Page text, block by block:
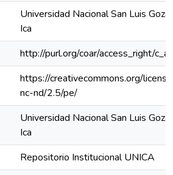
Universidad Nacional San Luis
Ica
http://purl.org/coar/access_right/
https://creativecommons.org/
nc-nd/2.5/pe/
Universidad Nacional San Luis
Ica
Repositorio Institucional UNICA